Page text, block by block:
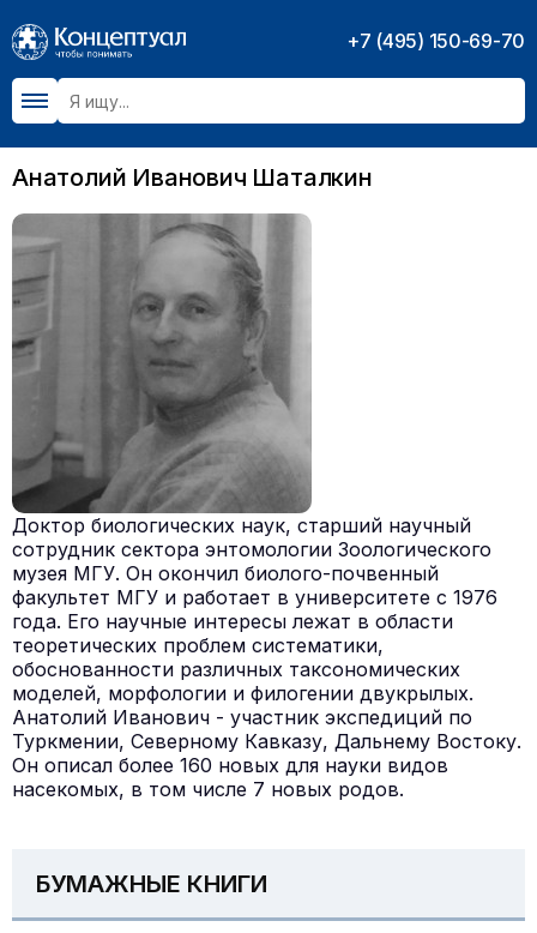
+7 (495) 150-69-70
Анатолий Иванович Шаталкин
Доктор биологических наук, старший научный
сотрудник сектора энтомологии Зоологического
музея МГУ. Он окончил биолого-почвенный
факультет МГУ и работает в университете с 1976
года. Его научные интересы лежат в области
теоретических проблем систематики,
обоснованности различных таксономических
моделей, морфологии и филогении двукрылых.
Анатолий Иванович - участник экспедиций по
Туркмении, Северному Кавказу, Дальнему Востоку.
Он описал более 160 новых для науки видов
насекомых, в том числе 7 новых родов.
БУМАЖНЫЕ КНИГИ